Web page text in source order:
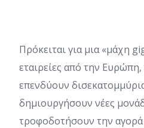
Πρόκειται για μια «μάχη
εταιρείες από την
επενδύουν
δημιουργήσουν νέες
τροφοδοτήσουν την